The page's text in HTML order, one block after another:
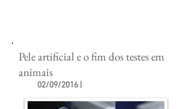
Pele artificial e o fim dos testes em
animais
02/09/2016 |